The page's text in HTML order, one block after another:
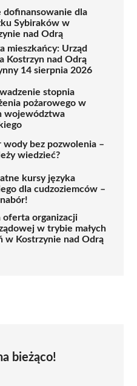
dofinansowanie dla
Sybiraków w
nad Odrą
mieszkańcy: Urząd
Kostrzyn nad Odrą
14 sierpnia 2026
stopnia
pożarowego w
województwa
wody bez pozwolenia –
wiedzieć?
kursy języka
dla cudzoziemców –
oferta organizacji
w trybie małych
w Kostrzynie nad Odrą
bieżąco!